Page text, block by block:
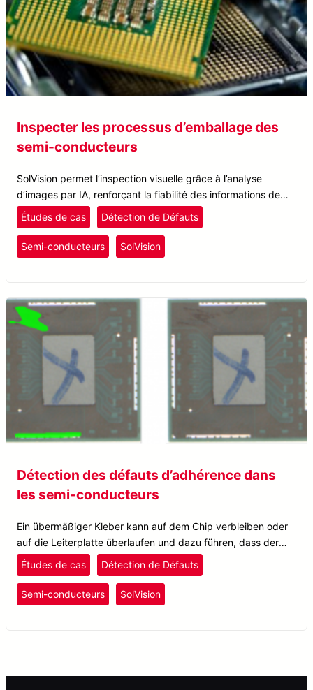
Inspecter les processus d’emballage des
semi-conducteurs
SolVision permet l’inspection visuelle grâce à l’analyse
d’images par IA, renforçant la fiabilité des informations de
déplacement et d’angle pour reconnaître les produits
défectueux et les erreurs dans le processus de collage des
dies.
Études de cas Détection de Défauts
Semi-conducteurs SolVision
Détection des défauts d’adhérence dans
les semi-conducteurs
Ein übermäßiger Kleber kann auf dem Chip verbleiben oder
auf die Leiterplatte überlaufen und dazu führen, dass der
Chip kippt, was die Stabilität des gesamten Halbleiterpakets
beeinträchtigt.
Études de cas Détection de Défauts
Semi-conducteurs SolVision